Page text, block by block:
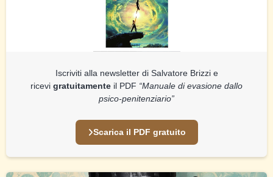
Iscriviti alla newsletter di Salvatore Brizzi e
ricevi gratuitamente il PDF “Manuale di evasione dallo
psico-penitenziario”
Scarica il PDF gratuito